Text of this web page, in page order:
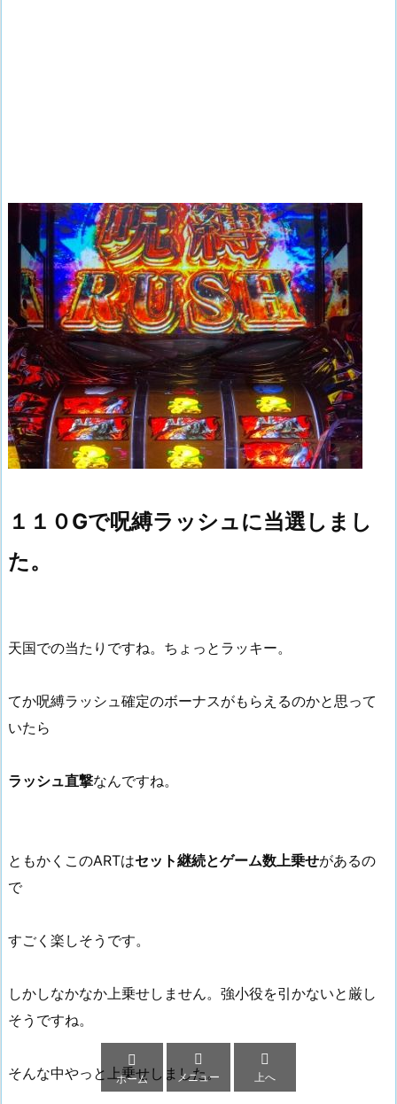
１１０Gで呪縛ラッシュに当選しまし
た。
天国での当たりですね。ちょっとラッキー。
てか呪縛ラッシュ確定のボーナスがもらえるのかと思って
いたら
ラッシュ直撃なんですね。
ともかくこのARTはセット継続とゲーム数上乗せがあるの
で
すごく楽しそうです。
しかしなかなか上乗せしません。強小役を引かないと厳し
そうですね。
そんな中やっと上乗せしました。

ホーム

メニュー

上へ